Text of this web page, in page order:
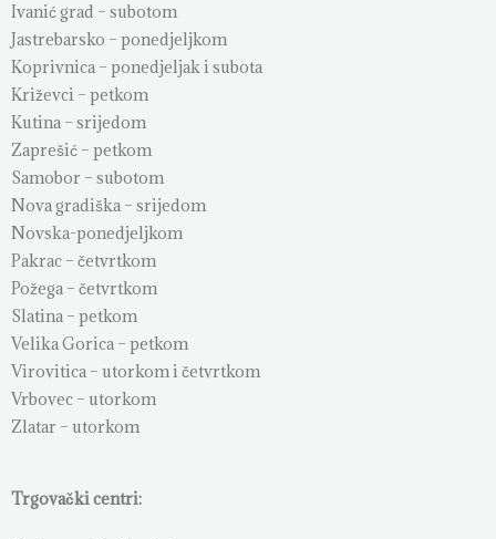
Ivanić grad – subotom
Jastrebarsko – ponedjeljkom
Koprivnica – ponedjeljak i subota
Križevci – petkom
Kutina – srijedom
Zaprešić – petkom
Samobor – subotom
Nova gradiška – srijedom
Novska-ponedjeljkom
Pakrac – četvrtkom
Požega – četvrtkom
Slatina – petkom
Velika Gorica – petkom
Virovitica – utorkom i četvrtkom
Vrbovec – utorkom
Zlatar – utorkom
Trgovački centri: